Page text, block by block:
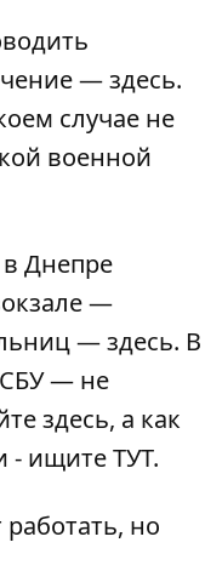
—здесь.
случае не
военной
в Днепре
—
—здесь. В
СБУ — не
здесь, а как
- ищитеТУТ.
, но